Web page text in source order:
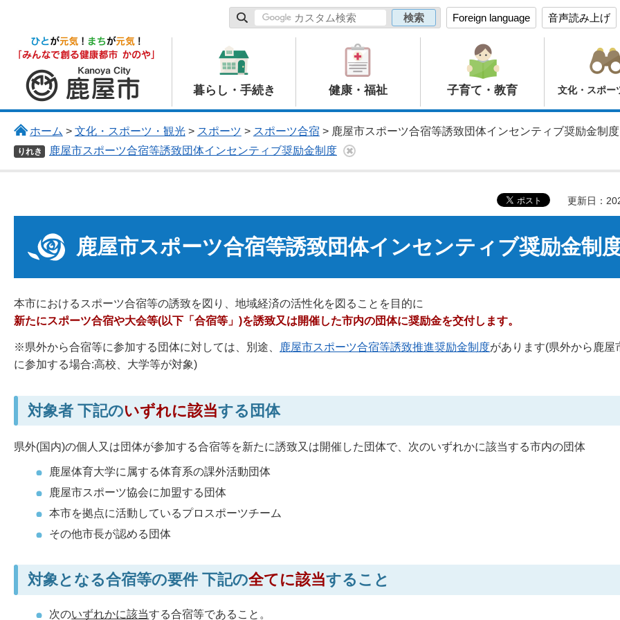
Foreign language 音声読み上げ
鹿屋市
暮らし・手続き 健康・福祉 子育て・教育 文化・スポー
ホーム > 文化・スポーツ・観光> スポーツ > スポーツ合宿 > 鹿屋市スポーツ合宿等誘致団体インセンティブ奨励金制度
りれき 鹿屋市スポーツ合宿等誘致団体インセンティブ奨励金制度
更新日：
鹿屋市スポーツ合宿等誘致団体インセンティブ奨励金制
本市におけるスポーツ合宿等の誘致を図り、地域経済の活性化を図ることを目的に
新たにスポーツ合宿や大会等(以下「合宿等」)を誘致又は開催した市内の団体に奨励金を交付します。
※県外から合宿等に参加する団体に対しては、別途、 鹿屋市スポーツ合宿等誘致推進奨励金制度があります(県外から鹿屋
に参加する場合:高校、大学等が対象)
対象者 下記のいずれに該当する団体
県外(国内)の個人又は団体が参加する合宿等を新たに誘致又は開催した団体で、次のいずれかに該当する市内の団体
鹿屋体育大学に属する体育系の課外活動団体
鹿屋市スポーツ協会に加盟する団体
本市を拠点に活動しているプロスポーツチーム
その他市長が認める団体
対象となる合宿等の要件 下記の全てに該当すること
次のいずれかに該当する合宿等であること。